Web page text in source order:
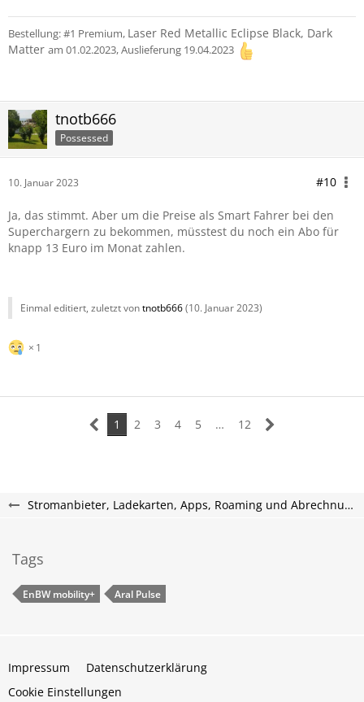
Bestellung: #1 Premium, Laser Red Metallic Eclipse Black, Dark
Matter am 01.02.2023, Auslieferung 19.04.2023
tnotb666
Possessed
10. Januar 2023 #10
Ja, das stimmt. Aber um die Preise als Smart Fahrer bei den
Superchargern zu bekommen, müsstest du noch ein Abo für
knapp 13 Euro im Monat zahlen.
Einmal editiert, zuletzt vontnotb666(10. Januar 2023)
1
1 2 3 4 5 … 12
Stromanbieter, Ladekarten, Apps, Roaming und Abrechnung
Tags
EnBW mobility+ Aral Pulse
Impressum
Datenschutzerklärung
Cookie Einstellungen